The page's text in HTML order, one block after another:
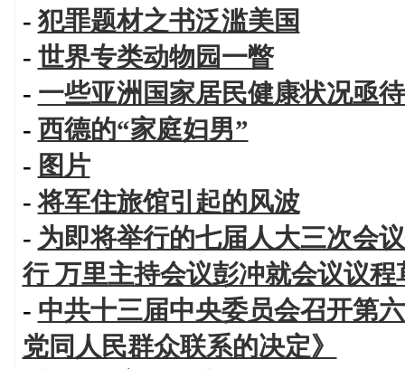
- 犯罪题材之书泛滥美国
- 世界专类动物园一瞥
- 一些亚洲国家居民健康状况亟
- 西德的“家庭妇男”
- 图片
-将军住旅馆引起的风波
- 为即将举行的七届人大三次会
行 万里主持会议彭冲就会议议程
- 中共十三届中央委员会召开第
党同人民群众联系的决定》